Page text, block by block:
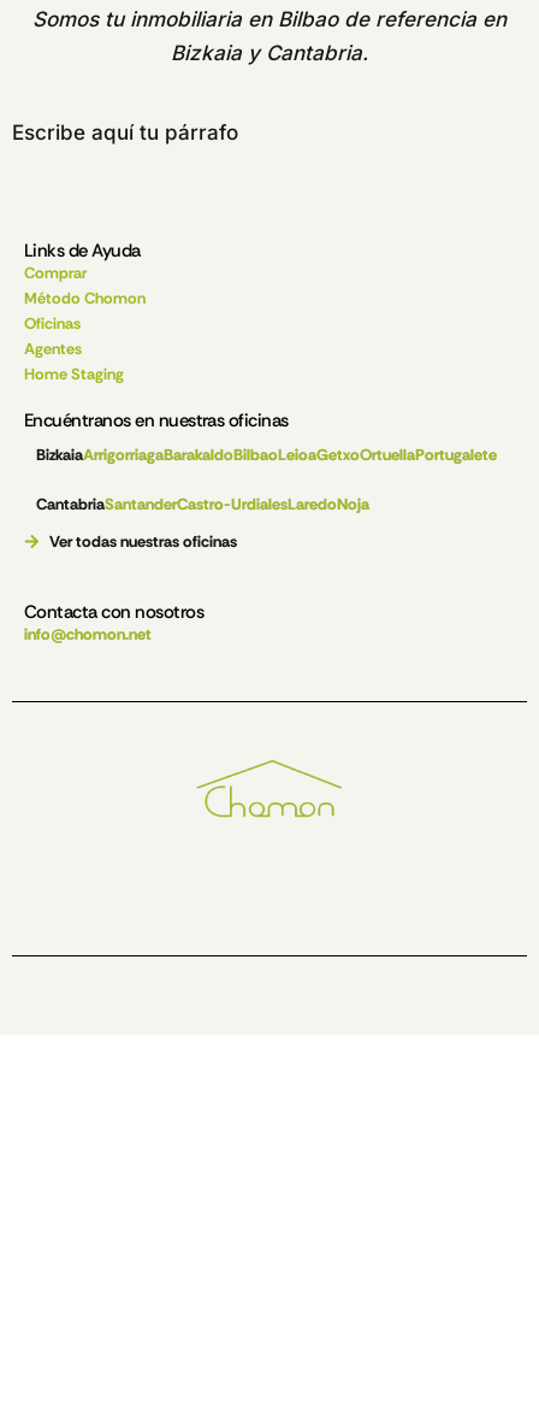
Somos tu inmobiliaria en Bilbaode referencia en
Bizkaia y Cantabria.
Escribe aquí tu párrafo
Links de Ayuda
Comprar
Método Chomon
Oficinas
Agentes
Home Staging
Encuéntranos en nuestras oficinas
BizkaiaArrigorriagaBarakaldoBilbaoLeioaGetxoOrtuellaPortugalete
CantabriaSantanderCastro-UrdialesLaredoNoja
Ver todas nuestras oficinas
Contacta con nosotros
info@chomon.net